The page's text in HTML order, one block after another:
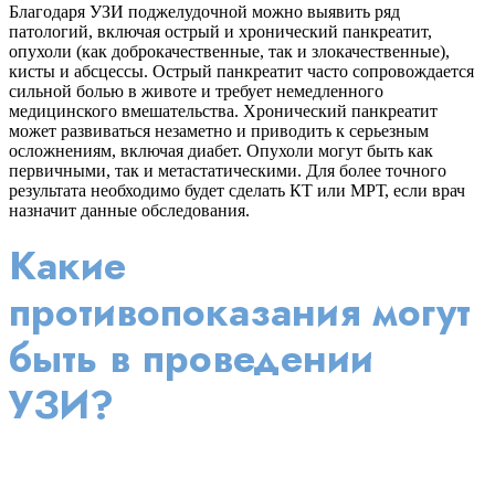
Благодаря УЗИ поджелудочной можно выявить ряд
патологий, включая острый и хронический панкреатит,
опухоли (как доброкачественные, так и злокачественные),
кисты и абсцессы. Острый панкреатит часто сопровождается
сильной болью в животе и требует немедленного
медицинского вмешательства. Хронический панкреатит
может развиваться незаметно и приводить к серьезным
осложнениям, включая диабет. Опухоли могут быть как
первичными, так и метастатическими. Для более точного
результата необходимо будет сделать КТ или МРТ, если врач
назначит данные обследования.
Какие
противопоказания могут
быть в проведении
УЗИ?